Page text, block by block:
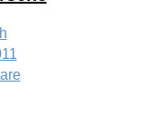
zu
Ärsche,